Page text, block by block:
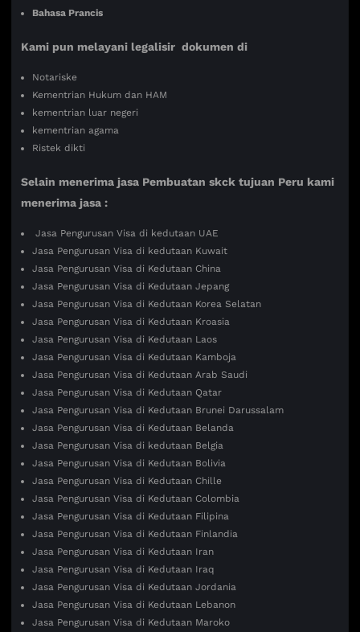
Bahasa Prancis
Kami pun melayani legalisir dokumen di
Notariske
Kementrian Hukum dan HAM
kementrian luar negeri
kementrian agama
Ristek dikti
Selain menerima jasa Pembuatan skck tujuan Peru kami
menerima jasa :
Jasa Pengurusan Visa di kedutaan UAE
Jasa Pengurusan Visa di kedutaan Kuwait
Jasa Pengurusan Visa di Kedutaan China
Jasa Pengurusan Visa di Kedutaan Jepang
Jasa Pengurusan Visa di Kedutaan Korea Selatan
Jasa Pengurusan Visa di Kedutaan Kroasia
Jasa Pengurusan Visa di Kedutaan Laos
Jasa Pengurusan Visa di Kedutaan Kamboja
Jasa Pengurusan Visa di Kedutaan Arab Saudi
Jasa Pengurusan Visa di Kedutaan Qatar
Jasa Pengurusan Visa di Kedutaan Brunei Darussalam
Jasa Pengurusan Visa di Kedutaan Belanda
Jasa Pengurusan Visa di kedutaan Belgia
Jasa Pengurusan Visa di Kedutaan Bolivia
Jasa Pengurusan Visa di Kedutaan Chille
Jasa Pengurusan Visa di Kedutaan Colombia
Jasa Pengurusan Visa di Kedutaan Filipina
Jasa Pengurusan Visa di Kedutaan Finlandia
Jasa Pengurusan Visa di Kedutaan Iran
Jasa Pengurusan Visa di Kedutaan Iraq
Jasa Pengurusan Visa di Kedutaan Jordania
Jasa Pengurusan Visa di Kedutaan Lebanon
Jasa Pengurusan Visa di Kedutaan Maroko